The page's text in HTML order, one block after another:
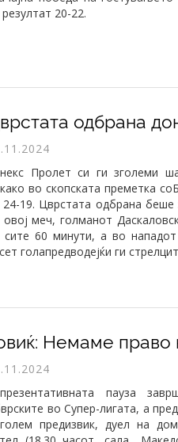
20-22.
Пролет си ги зголеми
во скопската преметка
24-19. Цврстата одбрана
овој меч, голманот
сите 60 минути, а во
голапредводејќи ги
пауза
во Супер-лигата, а
предизвик, дуел на